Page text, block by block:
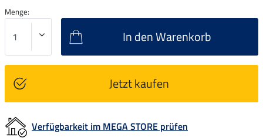
Menge:
In den Warenkorb
Jetzt kaufen
Verfügbarkeit im MEGA STORE prüfen